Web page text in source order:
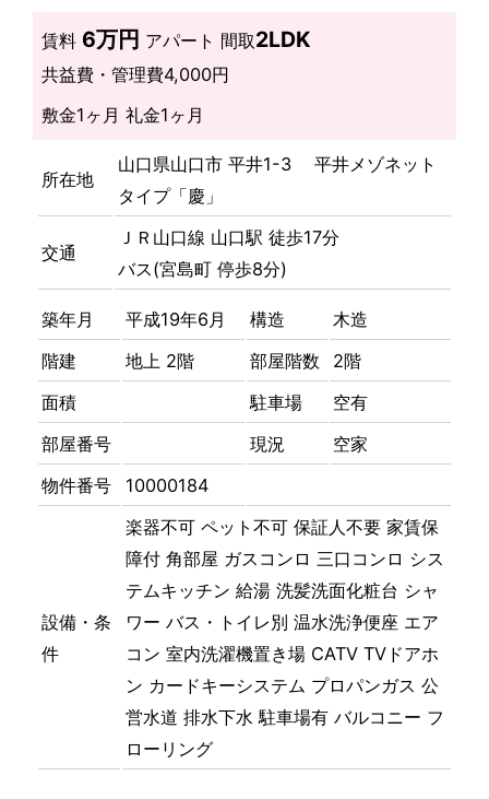
賃料 6万円 アパート 間取2LDK
共益費・管理費4,000円
敷金1ヶ月 礼金1ヶ月
所在地
山口県山口市 平井1-3 平井メゾネット
タイプ「慶」
交通
ＪＲ山口線 山口駅 徒歩17分
バス(宮島町 停歩8分)
築年月 平成19年6月 構造
木造
階建
地上 2階 部屋階数
2階
面積
駐車場
空有
部屋番号
現況
空家
物件番号
10000184
設備・条
件
楽器不可 ペット不可 保証人不要 家賃保
障付 角部屋 ガスコンロ 三口コンロ シス
テムキッチン 給湯 洗髪洗面化粧台 シャ
ワー バス・トイレ別 温水洗浄便座 エア
コン 室内洗濯機置き場 CATV TVドアホ
ン カードキーシステム プロパンガス 公
営水道 排水下水 駐車場有 バルコニー フ
ローリング